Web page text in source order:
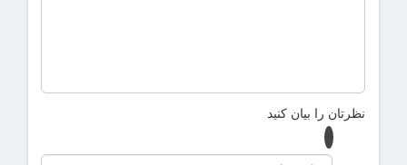
نظرتان را بیان کنید